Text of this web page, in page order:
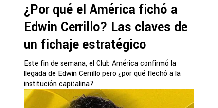
¿Por qué el América fichó a
Edwin Cerrillo? Las claves de
un fichaje estratégico
Este fin de semana, el Club América confirmó la
llegada de Edwin Cerrillo pero ¿por qué flechó a la
institución capitalina?